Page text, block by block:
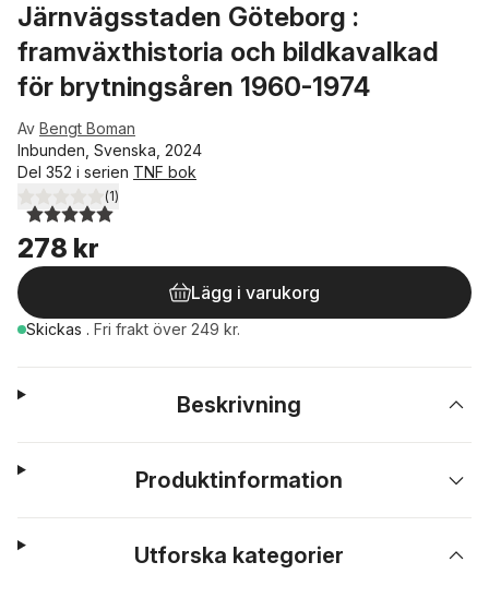
Järnvägsstaden Göteborg :
framväxthistoria och bildkavalkad
för brytningsåren 1960-1974
Av Bengt Boman
Inbunden, Svenska, 2024
Del 352 i serien TNF bok
5,0utav 5 stjärnor. Totalt antal röster:
(1)
278 kr
Lägg i varukorg
Skickas . Fri frakt över 249 kr.
Beskrivning
Produktinformation
Utforska kategorier